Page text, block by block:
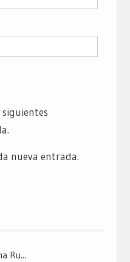
nueva entrada.
Ru...